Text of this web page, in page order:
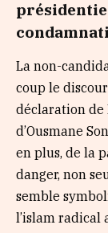
La non-
coup le
déclaration de
d’Ousmane
en plus, de la
danger, non
semble
l’islam radical